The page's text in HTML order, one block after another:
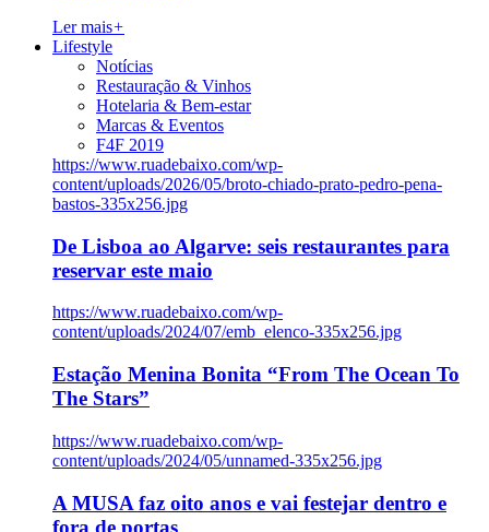
Ler mais+
Lifestyle
Notícias
Restauração & Vinhos
Hotelaria & Bem-estar
Marcas & Eventos
F4F 2019
https://www.ruadebaixo.com/wp-
content/uploads/2026/05/broto-chiado-prato-pedro-pena-
bastos-335x256.jpg
De Lisboa ao Algarve: seis restaurantes para
reservar este maio
https://www.ruadebaixo.com/wp-
content/uploads/2024/07/emb_elenco-335x256.jpg
Estação Menina Bonita “From The Ocean To
The Stars”
https://www.ruadebaixo.com/wp-
content/uploads/2024/05/unnamed-335x256.jpg
A MUSA faz oito anos e vai festejar dentro e
fora de portas